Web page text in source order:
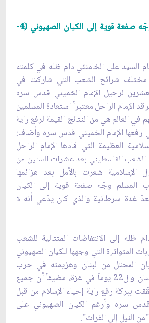
الشباب المسلم وجّه صفعة قوية إلى الكيان الصهيوني (4-
السيد على الخامنئي دام ظله في كلمته
شرائح الشعب التي شاركت في
لرحيل الإمام الخميني قدس سره
الإمام الراحل معتبراً استعادة المسلمين
في العالم هي من النتائج القيمة لرفع راية
رفعها الإمام الخميني قدس سره وأضاف:
العظيمة التي قادها الإمام الراحل
الشعب الفلسطيني بعد عشرات السنين من
الإسلامية شعرت بالأمل بعد هزائمها
المسلم وجّه صفعة قوية إلى الكيان
غدة سرطانية والذي كان يدّعي أنه لا
ظله إلى الانتفاضات المتتالية للشعب
المتواترة التي وجهها للكيان الصهيوني
المحتل من لبنان وهزيمته في حرب
ال33 يوماً ضد لبنان وال22 يوماً في غزة، مضيفاً أن جميع
ببركة رفع راية إحياء الإسلام من قبل
قدس سره وأرغم الكيان الصهيوني على
النيل إلى الفرات".